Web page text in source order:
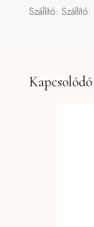
Szállító: